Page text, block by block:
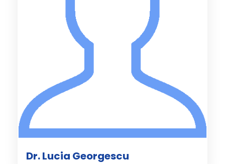
Dr. Lucia Georgescu